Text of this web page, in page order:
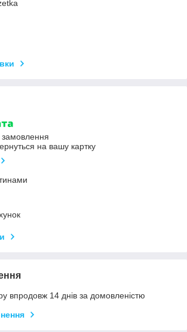
на вашу картку
впродовж 14 днів за домовленістю